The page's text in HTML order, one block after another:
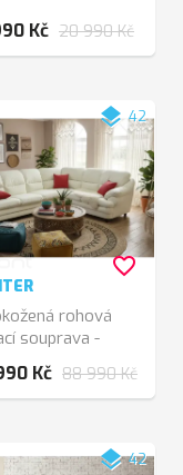
Kč 20 990 Kč
layers 42
rohová
souprava -
Kč 88 990 Kč
favorite_border
layers42